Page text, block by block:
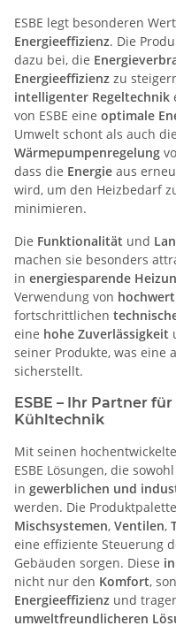
ESBE legt besonderen
Energieeffizienz. Die
dazu bei, die
Energieeffizienz zu
intelligenter Regeltechnik
von ESBE eine optimale
Umwelt schont als auch
Wärmepumpenregelung
dass die Energie aus
wird, um den Heizbedarf
minimieren.
Die Funktionalität und
machen sie besonders
in energiesparende
Verwendung von
fortschrittlichen
eine hohe Zuverlässigkeit
seiner Produkte, was eine
sicherstellt.
ESBE – Ihr Partner
Kühltechnik
Mit seinen
ESBE Lösungen, die
in gewerblichen und
werden. Die
Mischsystemen, Ventilen,
eine effiziente Steuerung
Gebäuden sorgen. Diese
nicht nur den Komfort,
Energieeffizienz und
umweltfreundlicheren